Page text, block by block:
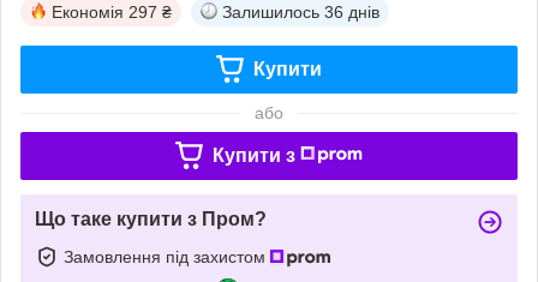
Економія 297 ₴ Залишилось 36 днів
Купити
або
Купити з
Що таке купити з Пром?
Замовлення під захистом